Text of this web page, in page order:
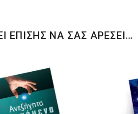
ΕΠΙΣΗΣ ΝΑ ΣΑΣ ΑΡΕΣΕΙ…